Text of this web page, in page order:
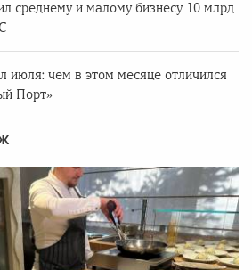
среднему и малому бизнесу 10 млрд
июля: чем в этом месяце отличился
Порт»